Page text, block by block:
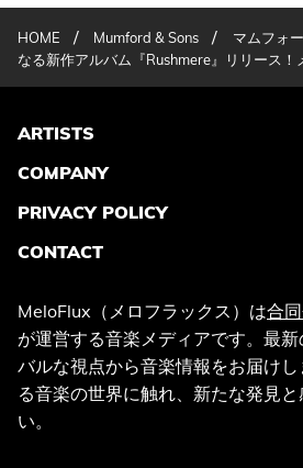
HOME / Mumford & Sons /
マムフォ
なる新作アルバム『Rushmere』リリース！
ARTISTS
COMPANY
PRIVACY POLICY
CONTACT
MeloFlux（メロフラックス）は合
が運営する音楽メディアです。最
バルな視点から音楽情報をお届け
る音楽の世界に触れ、新たな発見
い。